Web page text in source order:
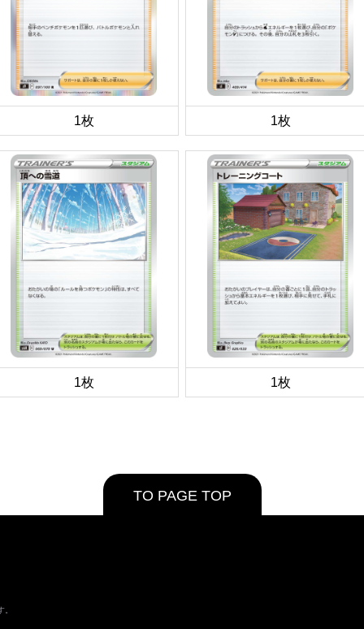
1枚 1枚
1枚 1枚
TO PAGE TOP